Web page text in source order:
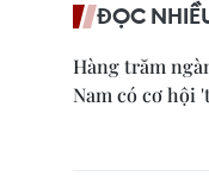
ĐỌC
Hàng trăm
Nam có cơ hội